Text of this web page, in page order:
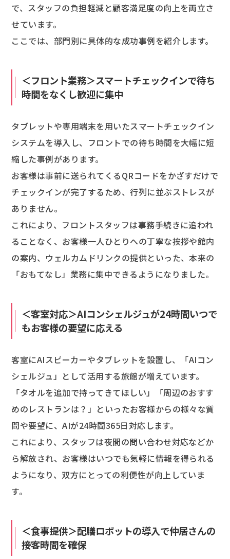
で、スタッフの負担軽減と顧客満足度の向上を両立さ
せています。
ここでは、部門別に具体的な成功事例を紹介します。
＜フロント業務＞スマートチェックインで待ち
時間をなくし歓迎に集中
タブレットや専用端末を用いたスマートチェックイン
システムを導入し、フロントでの待ち時間を大幅に短
縮した事例があります。
お客様は事前に送られてくるQRコードをかざすだけで
チェックインが完了するため、行列に並ぶストレスが
ありません。
これにより、フロントスタッフは事務手続きに追われ
ることなく、お客様一人ひとりへの丁寧な挨拶や館内
の案内、ウェルカムドリンクの提供といった、本来の
「おもてなし」業務に集中できるようになりました。
＜客室対応＞AIコンシェルジュが24時間いつで
もお客様の要望に応える
客室にAIスピーカーやタブレットを設置し、「AIコン
シェルジュ」として活用する旅館が増えています。
「タオルを追加で持ってきてほしい」「周辺のおすす
めのレストランは？」といったお客様からの様々な質
問や要望に、AIが24時間365日対応します。
これにより、スタッフは夜間の問い合わせ対応などか
ら解放され、お客様はいつでも気軽に情報を得られる
ようになり、双方にとっての利便性が向上していま
す。
＜食事提供＞配膳ロボットの導入で仲居さんの
接客時間を確保